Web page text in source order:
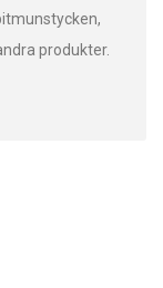
produkter.